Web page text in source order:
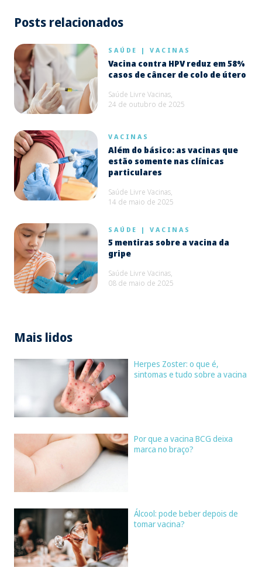
Posts relacionados
SAÚDE | VACINAS
Vacina contra HPV reduz em 58%
casos de câncer de colo de útero
Saúde Livre Vacinas,
24 de outubro de 2025
VACINAS
Além do básico: as vacinas que
estão somente nas clínicas
particulares
Saúde Livre Vacinas,
14 de maio de 2025
SAÚDE | VACINAS
5 mentiras sobre a vacina da
gripe
Saúde Livre Vacinas,
08 de maio de 2025
Mais lidos
Herpes Zoster: o que é,
sintomas e tudo sobre a vacina
Por que a vacina BCG deixa
marca no braço?
Álcool: pode beber depois de
tomar vacina?